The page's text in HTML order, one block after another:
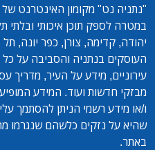
"נתניה נט" מקומון האינטרנט
במטרה לספק תוכן איכותי ובלתי
יהודה, קדימה, צורן, כפר יונה, תל
העוסקים בנתניה והסביבה על כל
עירוניים, מידע על העיר, מדריך
מבזקי חדשות ועוד. המידע
ו/או מידע רשמי הניתן להסתמך
שהיא על נזקים כלשהם שנגרמו
באתר.